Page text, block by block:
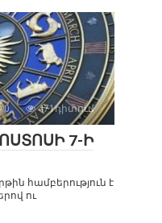
0 471դիտում
7-Ի
համբերություն է
ու